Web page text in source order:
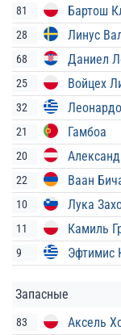
81 Бартош
28 Линус
68 Даниел
25 Войцех
32
21 Гамбоа
20
22 Ваан
10 Лука
11 Камиль
9 Эфтимис
Запасные
83 Аксель